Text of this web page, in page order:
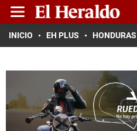
INICIO EH PLUS HONDURAS